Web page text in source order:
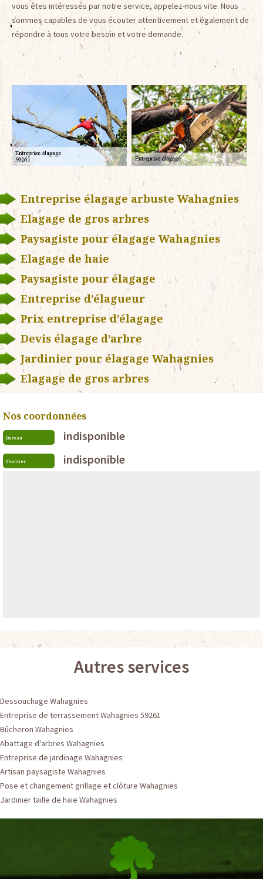
vous êtes intéressés par notre service, appelez-nous vite. Nous
sommes capables de vous écouter attentivement et également de
répondre à tous votre besoin et votre demande.
Entreprise élagage arbuste Wahagnies
Elagage de gros arbres
Paysagiste pour élagage Wahagnies
Elagage de haie
Paysagiste pour élagage
Entreprise d’élagueur
Prix entreprise d’élagage
Devis élagage d’arbre
Jardinier pour élagage Wahagnies
Elagage de gros arbres
Nos coordonnées
Bureau indisponible
Chantier indisponible
Autres services
Dessouchage Wahagnies
Entreprise de terrassement Wahagnies 59261
Bûcheron Wahagnies
Abattage d'arbres Wahagnies
Entreprise de jardinage Wahagnies
Artisan paysagiste Wahagnies
Pose et changement grillage et clôture Wahagnies
Jardinier taille de haie Wahagnies